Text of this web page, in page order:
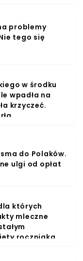
problemy
tego się
w środku
wpadła na
krzyczeć.
do Polaków.
ulgi od opłat
których
mleczne
roczniaka